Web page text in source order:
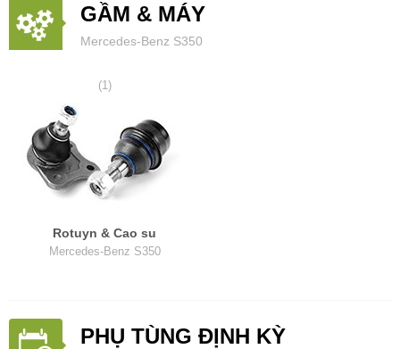
GẦM & MÁY
Mercedes-Benz S350
(1)
Rotuyn & Cao su
Mercedes-Benz S350
PHỤ TÙNG ĐỊNH KỲ